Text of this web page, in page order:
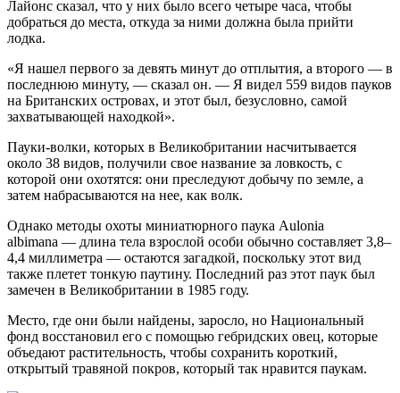
Лайонс сказал, что у них было всего четыре часа, чтобы
добраться до места, откуда за ними должна была прийти
лодка.
«Я нашел первого за девять минут до отплытия, а второго — в
последнюю минуту, — сказал он. — Я видел 559 видов пауков
на Британских островах, и этот был, безусловно, самой
захватывающей находкой».
Пауки-волки, которых в Великобритании насчитывается
около 38 видов, получили свое название за ловкость, с
которой они охотятся: они преследуют добычу по земле, а
затем набрасываются на нее, как волк.
Однако методы охоты миниатюрного паука Aulonia
albimana — длина тела взрослой особи обычно составляет 3,8–
4,4 миллиметра — остаются загадкой, поскольку этот вид
также плетет тонкую паутину. Последний раз этот паук был
замечен в Великобритании в 1985 году.
Место, где они были найдены, заросло, но Национальный
фонд восстановил его с помощью гебридских овец, которые
объедают растительность, чтобы сохранить короткий,
открытый травяной покров, который так нравится паукам.